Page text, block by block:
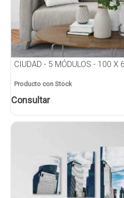
CIUDAD - 5 MÓDULOS - 100 X
Producto con Stock
Consultar